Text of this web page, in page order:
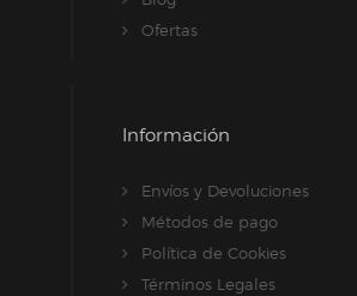
Ofertas
Información
Envíos y Devoluciones
Métodos de pago
Política de Cookies
Términos Legales